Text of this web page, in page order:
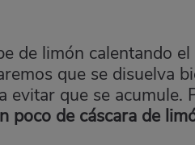
de limón calentando
que se disuelva
evitar que se acumule.
poco de cáscara de